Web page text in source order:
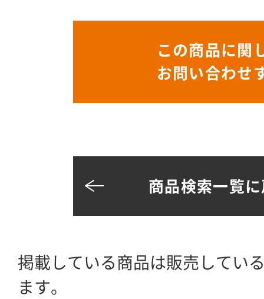
この商品に関
お問い合わせ
商品検索一覧
掲載している商品は販売してい
ます。